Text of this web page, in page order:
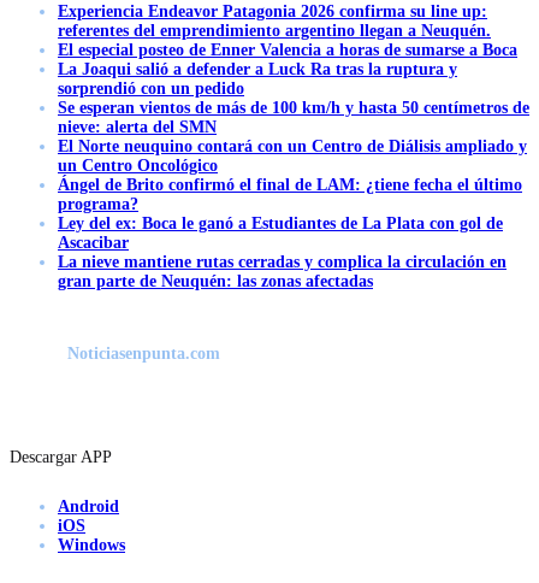
Experiencia Endeavor Patagonia 2026 confirma su line up:
referentes del emprendimiento argentino llegan a Neuquén.
El especial posteo de Enner Valencia a horas de sumarse a Boca
La Joaqui salió a defender a Luck Ra tras la ruptura y
sorprendió con un pedido
Se esperan vientos de más de 100 km/h y hasta 50 centímetros de
nieve: alerta del SMN
El Norte neuquino contará con un Centro de Diálisis ampliado y
un Centro Oncológico
Ángel de Brito confirmó el final de LAM: ¿tiene fecha el último
programa?
Ley del ex: Boca le ganó a Estudiantes de La Plata con gol de
Ascacibar
La nieve mantiene rutas cerradas y complica la circulación en
gran parte de Neuquén: las zonas afectadas
Noticiasenpunta.com
Descargar APP
Android
iOS
Windows